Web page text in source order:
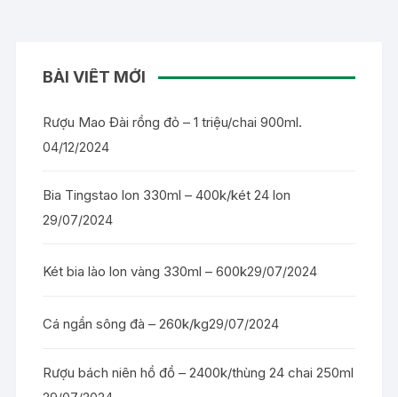
BÀI VIẾT MỚI
Rượu Mao Đài rồng đỏ – 1 triệu/chai 900ml.
04/12/2024
Bia Tingstao lon 330ml – 400k/két 24 lon
29/07/2024
Két bia lào lon vàng 330ml – 600k29/07/2024
Cá ngần sông đà – 260k/kg29/07/2024
Rượu bách niên hồ đồ – 2400k/thùng 24 chai 250ml